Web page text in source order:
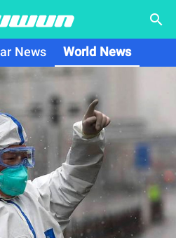
search
News
World News